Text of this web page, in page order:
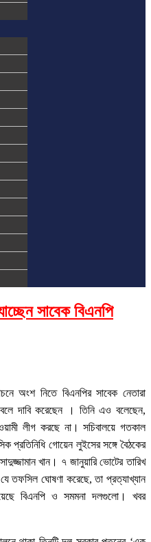
সাবেক বিএনপি
অংশ নিতে বিএনপির সাবেক নেতারা
বলে দাবি করেছেন । তিনি এও বলেছেন,
লীগ করছে না। সচিবালয়ে গতকাল
প্রতিনিধি গোয়েন লুইসের সঙ্গে বৈঠকের
খান। ৭ জানুয়ারি ভোটের তারিখ
যে তফসিল ঘোষণা করেছে, তা প্রত্যাখ্যান
বিএনপি ও সমমনা দলগুলো। খবর